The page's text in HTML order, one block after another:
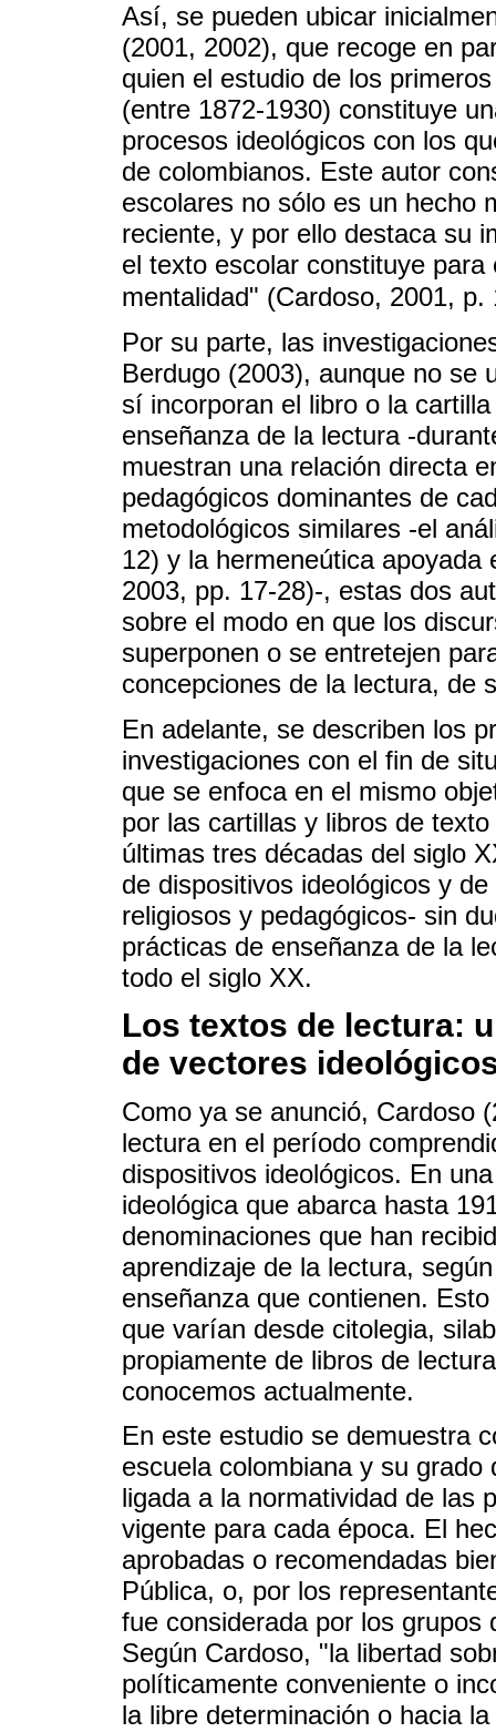
Así, se pueden ubicar
(2001, 2002), que recoge en
quien el estudio de los
(entre 1872-1930) constituye
procesos ideológicos con los
de colombianos. Este autor
escolares no sólo es un hecho
reciente, y por ello destaca su
el texto escolar constituye
mentalidad" (Cardoso, 2001, p.
Por su parte, las
Berdugo (2003), aunque no se
sí incorporan el libro o la
enseñanza de la lectura -
muestran una relación directa
pedagógicos dominantes de
metodológicos similares -el
12) y la hermeneútica
2003, pp. 17-28)-, estas dos
sobre el modo en que los
superponen o se entretejen
concepciones de la lectura, de
En adelante, se describen los
investigaciones con el fin de
que se enfoca en el mismo
por las cartillas y libros de
últimas tres décadas del siglo
de dispositivos ideológicos y
religiosos y pedagógicos- sin
prácticas de enseñanza de la
todo el siglo XX.
Los textos de lectura:
de vectores
Como ya se anunció, Cardoso
lectura en el período
dispositivos ideológicos. En
ideológica que abarca hasta
denominaciones que han
aprendizaje de la lectura,
enseñanza que contienen.
que varían desde citolegia,
propiamente de libros de
conocemos actualmente.
En este estudio se demuestra
escuela colombiana y su
ligada a la normatividad de las
vigente para cada época. El
aprobadas o recomendadas
Pública, o, por los
fue considerada por los grupos
Según Cardoso, "la libertad
políticamente conveniente o
la libre determinación o hacia